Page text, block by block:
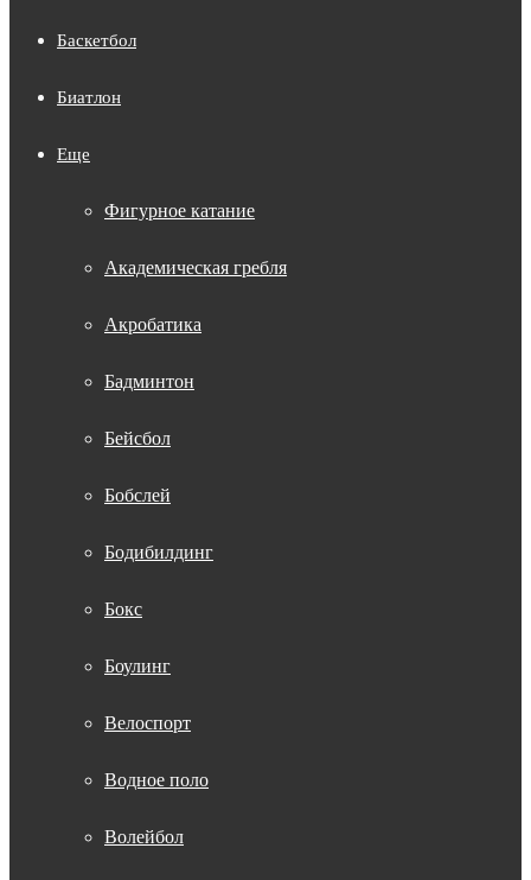
Баскетбол
Биатлон
Еще
Фигурное катание
Академическая гребля
Акробатика
Бадминтон
Бейсбол
Бобслей
Бодибилдинг
Бокс
Боулинг
Велоспорт
Водное поло
Волейбол